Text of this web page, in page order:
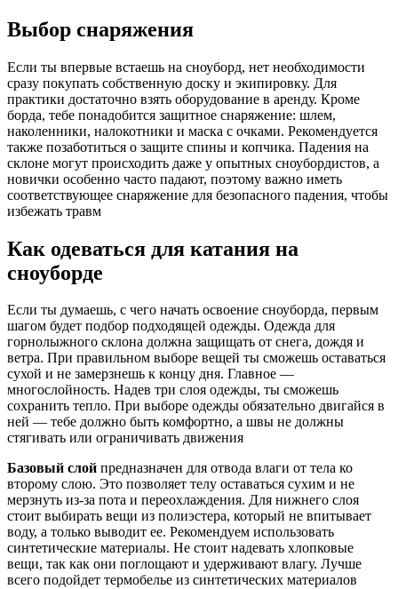
Выбор снаряжения
Если ты впервые встаешь на сноуборд, нет необходимости
сразу покупать собственную доску и экипировку. Для
практики достаточно взять оборудование в аренду. Кроме
борда, тебе понадобится защитное снаряжение: шлем,
наколенники, налокотники и маска с очками. Рекомендуется
также позаботиться о защите спины и копчика. Падения на
склоне могут происходить даже у опытных сноубордистов, а
новички особенно часто падают, поэтому важно иметь
соответствующее снаряжение для безопасного падения, чтобы
избежать травм
Как одеваться для катания на
сноуборде
Если ты думаешь, с чего начать освоение сноуборда, первым
шагом будет подбор подходящей одежды. Одежда для
горнолыжного склона должна защищать от снега, дождя и
ветра. При правильном выборе вещей ты сможешь оставаться
сухой и не замерзнешь к концу дня. Главное —
многослойность. Надев три слоя одежды, ты сможешь
сохранить тепло. При выборе одежды обязательно двигайся в
ней — тебе должно быть комфортно, а швы не должны
стягивать или ограничивать движения
Базовый слой предназначен для отвода влаги от тела ко
второму слою. Это позволяет телу оставаться сухим и не
мерзнуть из-за пота и переохлаждения. Для нижнего слоя
стоит выбирать вещи из полиэстера, который не впитывает
воду, а только выводит ее. Рекомендуем использовать
синтетические материалы. Не стоит надевать хлопковые
вещи, так как они поглощают и удерживают влагу. Лучше
всего подойдет термобелье из синтетических материалов